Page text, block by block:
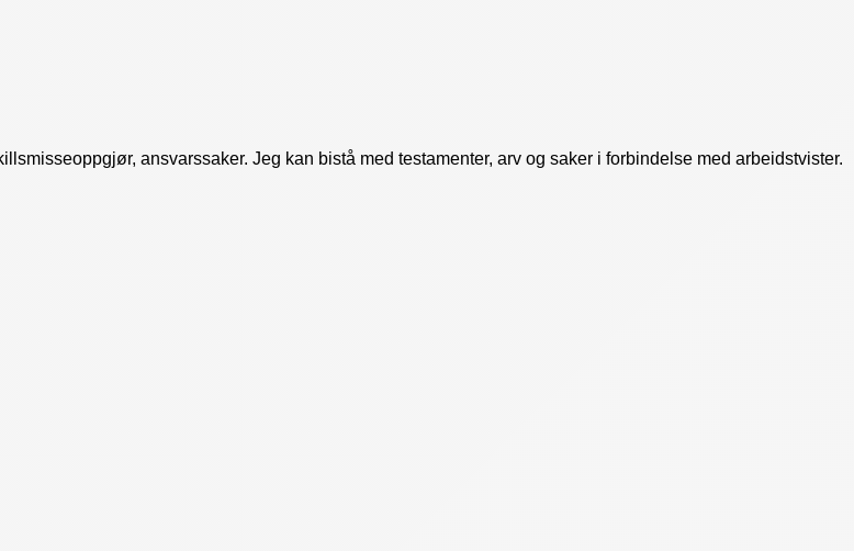
ansvarssaker. Jeg kan bistå med testamenter, arv og saker i forbindelse med arbeidstvister.